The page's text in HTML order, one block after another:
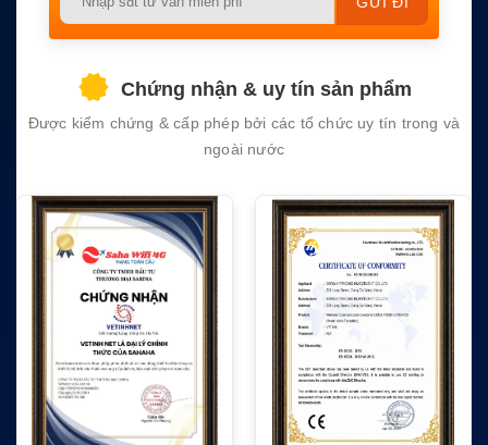
empty.
Chứng nhận & uy tín sản phẩm
Được kiểm chứng & cấp phép bởi các tổ chức uy tín trong và
ngoài nước